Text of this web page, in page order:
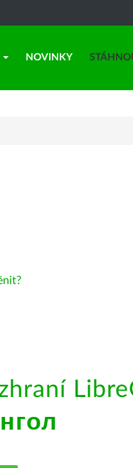
NOVINKY